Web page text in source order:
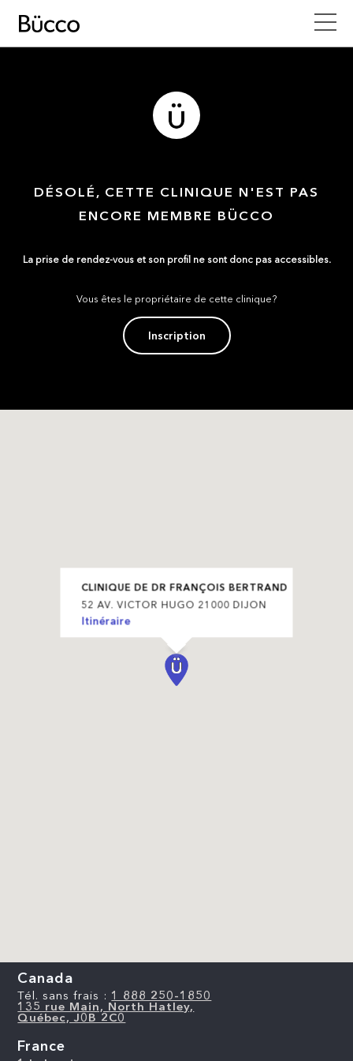
DÉSOLÉ, CETTE CLINIQUE N'EST PAS
ENCORE MEMBRE BÜCCO
La prise de rendez-vous et son profil ne sont donc pas accessibles.
Vous êtes le propriétaire de cette clinique?
Inscription
CLINIQUE DE DR FRANÇOIS BERTRAND
52 AV. VICTOR HUGO 21000 DIJON
Itinéraire
Canada
Tél. sans frais : 1 888 250-1850
135 rue Main, North Hatley,
Québec, J0B 2C0
France